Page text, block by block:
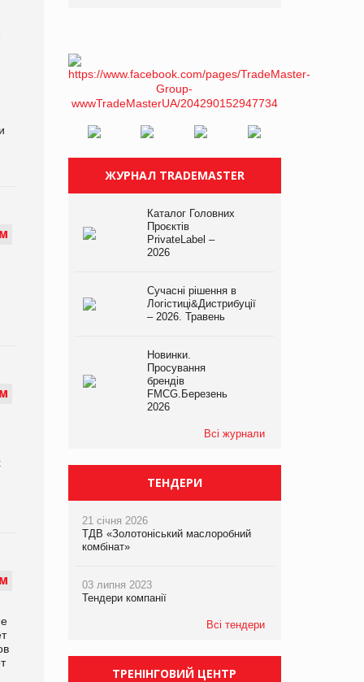
М
М
М
ЖУРНАЛ TRADEMASTER
Каталог Головних
Проєктів
PrivateLabel –
2026
Сучасні рішення в
Логістиці&Дистрибуції
– 2026. Травень
Новинки.
Просування
брендів
FMCG.Березень
2026
Всі журнали
ТЕНДЕРИ
21 січня 2026
ТДВ «Золотоніський маслоробний
комбінат»
03 липня 2023
Тендери компанії
Всі тендери
ТРЕНІНГОВИЙ ЦЕНТР